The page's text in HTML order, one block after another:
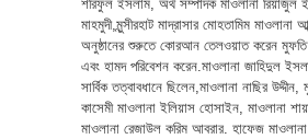
শরিফুল ইসলাম, অর্থ সম্পাদক মাওলানা রিয়াজুল
মাহমুদী,মুন্সীরহাট মাদ্রাসার মোহতামিম মাওলানা
অনুষ্ঠানের শুরুতে কোরআন তেলওয়াত করেন
এবং হামদ পরিবেশন করেন.মাওলানা জাহিদুল
সার্বিক তত্বাবধানে ছিলেন,মাওলানা নাছির
কাসেমী মাওলানা ইলিয়াস হোসাইন, মাওলানা
মাওলানা রেজাউল করিম আবরার. হাফেজ মাওলানা